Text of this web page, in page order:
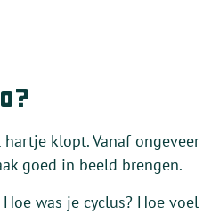
klopt. Vanaf
goed in beeld brengen.
was je cyclus? Hoe